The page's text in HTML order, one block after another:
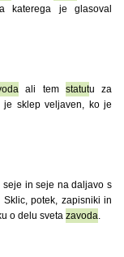
katerega je glasoval
ali tem statutu za
je sklep veljaven, ko je
in seje na daljavo s
potek, zapisniki in
o delu sveta zavoda.